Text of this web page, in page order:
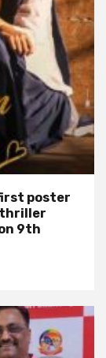
poster
thriller
9th